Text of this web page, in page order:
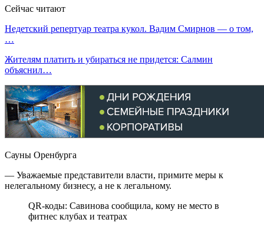
Сейчас читают
Недетский репертуар театра кукол. Вадим Смирнов — о том,
…
Жителям платить и убираться не придется: Салмин
объяснил…
Сауны Оренбурга
— Уважаемые представители власти, примите меры к
нелегальному бизнесу, а не к легальному.
QR-коды: Савинова сообщила, кому не место в
фитнес клубах и театрах